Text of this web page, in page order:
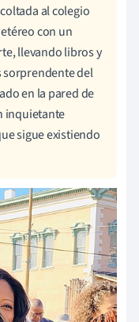
al colegio
con un
llevando libros y
sorprendente del
en la pared de
inquietante
sigue existiendo